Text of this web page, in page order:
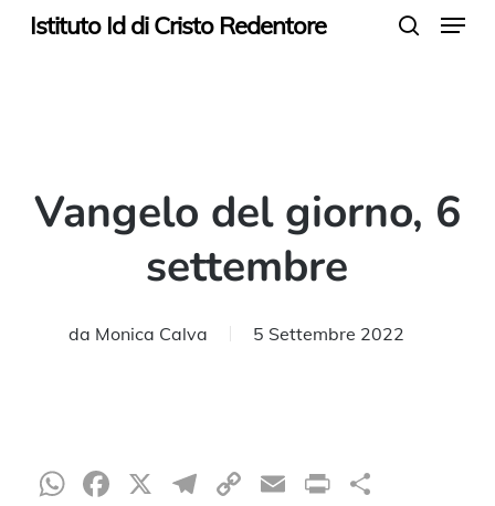
SkipIstituto Id di Cristo Redentore Menu
Vangelo del giorno, 6
settembre
da Monica Calva 5 Settembre 2022
WhatsApp
Facebook
X Telegram
CopyEmailPrint